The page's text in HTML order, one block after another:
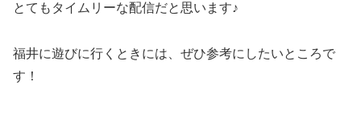
とてもタイムリーな配信だと思います♪
福井に遊びに行くときには、ぜひ参考にしたいところで
す！